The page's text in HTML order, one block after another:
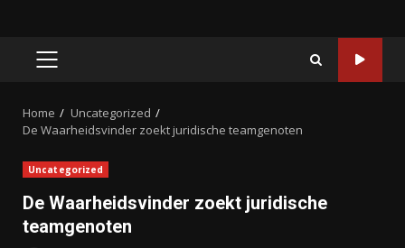
PRIMAIR
Home
Uncategorized
De Waarheidsvinder zoekt juridische teamgenoten
Uncategorized
De Waarheidsvinder zoekt juridische
teamgenoten